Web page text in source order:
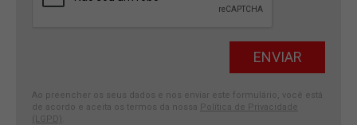
Ao preencher os seus dados e nos enviar este formulário, você está
de acordo e aceita os termos da nossa Política de Privacidade
(LGPD)